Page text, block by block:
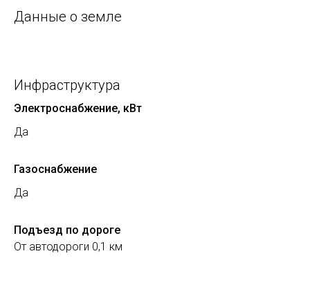
Данные о земле
Инфраструктура
Электроснабжение, кВт
Да
Газоснабжение
Да
Подъезд по дороге
От автодороги 0,1 км